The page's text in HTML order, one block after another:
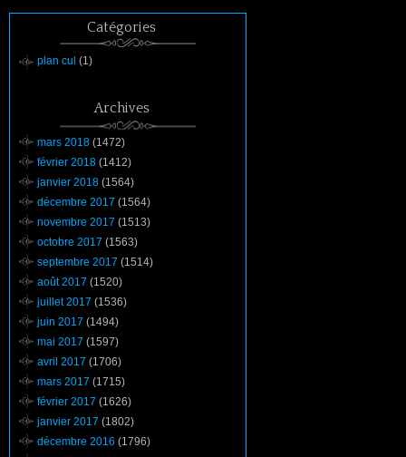
Catégories
plan cul (1)
Archives
mars 2018 (1472)
février 2018 (1412)
janvier 2018 (1564)
décembre 2017 (1564)
novembre 2017 (1513)
octobre 2017 (1563)
septembre 2017 (1514)
août 2017 (1520)
juillet 2017 (1536)
juin 2017 (1494)
mai 2017 (1597)
avril 2017 (1706)
mars 2017 (1715)
février 2017 (1626)
janvier 2017 (1802)
décembre 2016 (1796)